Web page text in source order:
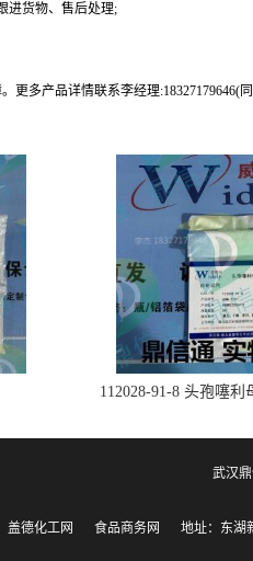
进货物、售后处理;
更多产品详情联系李经理:18327179646(
112028-91-8 头孢噻利
武汉
盖德化工网 食品商务网 地址：东湖